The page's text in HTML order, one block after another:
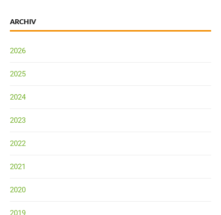
ARCHIV
2026
2025
2024
2023
2022
2021
2020
2019